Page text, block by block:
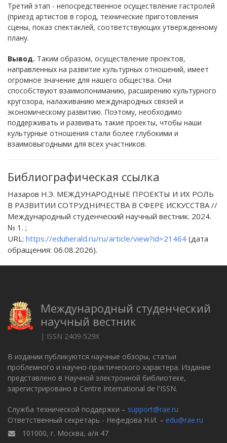
Третий этап - непосредственное осуществление гастролей
(приезд артистов в город, технические приготовления
сцены, показ спектаклей, соответствующих утвержденному
плану.
Вывод. Таким образом, осуществление проектов,
направленных на развитие культурных отношений, имеет
огромное значение для нашего общества. Они
способствуют взаимопониманию, расширению культурного
кругозора, налаживанию международных связей и
экономическому развитию. Поэтому, необходимо
поддерживать и развивать такие проекты, чтобы наши
культурные отношения стали более глубокими и
взаимовыгодными для всех участников.
Библиографическая ссылка
Назаров Н.Э. МЕЖДУНАРОДНЫЕ ПРОЕКТЫ И ИХ РОЛЬ
В РАЗВИТИИ СОТРУДНИЧЕСТВА В СФЕРЕ ИСКУССТВА //
Международный студенческий научный вестник. 2024.
№ 1. ;
URL: https://eduherald.ru/ru/article/view?id=21464 (дата
обращения: 06.08.2026).
Международный студенческий
научный вестник
| ISSN 2409-529X
В издании публикуются научные обзоры, статьи
проблемного и научно-практического характера. Издание
представлено в Научной электронной библиотеке,
зарегистрировано в Centre International de l'ISSN.
Служба технической поддержки – support@rae.ru
Ответственный секретарь - Нефедова Н.И. – edu@rae.ru
101000, г. Москва, а/я 47